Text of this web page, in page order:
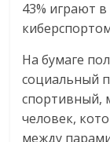
соцсетях.
Нам
как
знать
как
Сеть
43% играют
На бумаге
социальный
спортивный,
человек,
между